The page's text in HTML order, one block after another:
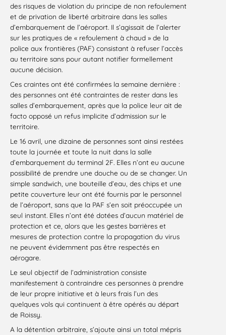
des risques de violation du principe de non refoulement
et de privation de liberté arbitraire dans les salles
d’embarquement de l’aéroport. Il s’agissait de l’alerter
sur les pratiques de « refoulement à chaud » de la
police aux frontières (PAF) consistant à refuser l’accès
au territoire sans pour autant notifier formellement
aucune décision.
Ces craintes ont été confirmées la semaine dernière :
des personnes ont été contraintes de rester dans les
salles d’embarquement, après que la police leur ait de
facto opposé un refus implicite d’admission sur le
territoire.
Le 16 avril, une dizaine de personnes sont ainsi restées
toute la journée et toute la nuit dans la salle
d’embarquement du terminal 2F. Elles n’ont eu aucune
possibilité de prendre une douche ou de se changer. Un
simple sandwich, une bouteille d’eau, des chips et une
petite couverture leur ont été fournis par le personnel
de l’aéroport, sans que la PAF s’en soit préoccupée un
seul instant. Elles n’ont été dotées d’aucun matériel de
protection et ce, alors que les gestes barrières et
mesures de protection contre la propagation du virus
ne peuvent évidemment pas être respectés en
aérogare.
Le seul objectif de l’administration consiste
manifestement à contraindre ces personnes à prendre
de leur propre initiative et à leurs frais l’un des
quelques vols qui continuent à être opérés au départ
de Roissy.
A la détention arbitraire, s’ajoute ainsi un total mépris